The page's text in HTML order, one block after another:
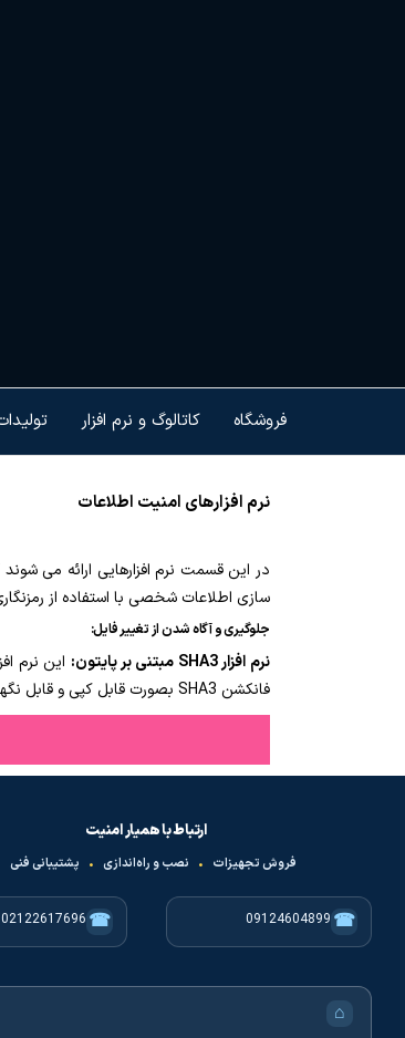
کاتالوگ و نرم افزار فروشگاه
نرم افزارهای امنیت اطلاعات
در این قسمت نرم افزارهایی ارائه می
سازی اطلاعات شخصی با استفاده از
جلوگیری و آگاه شدن از تغییر فایل:
نرم افزار SHA3 مبتنی بر پایتون:
فانکشن SHA3 بصورت قابل کپی و قابل نگهداری ارائه می کند.
ارتباط با همیار امنیت
فروش تجهیزات • نصب و راه‌اندازی • پشتیبانی فنی
☎
09124604899
☎
02122617696
⌂